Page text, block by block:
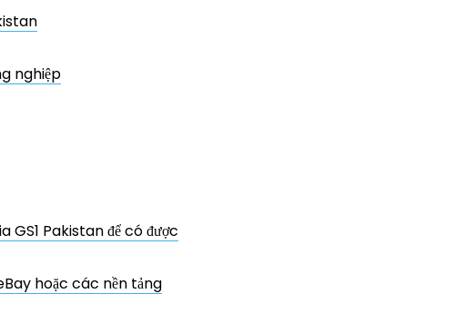
nghiệp
Pakistan để có được
hoặc các nền tảng